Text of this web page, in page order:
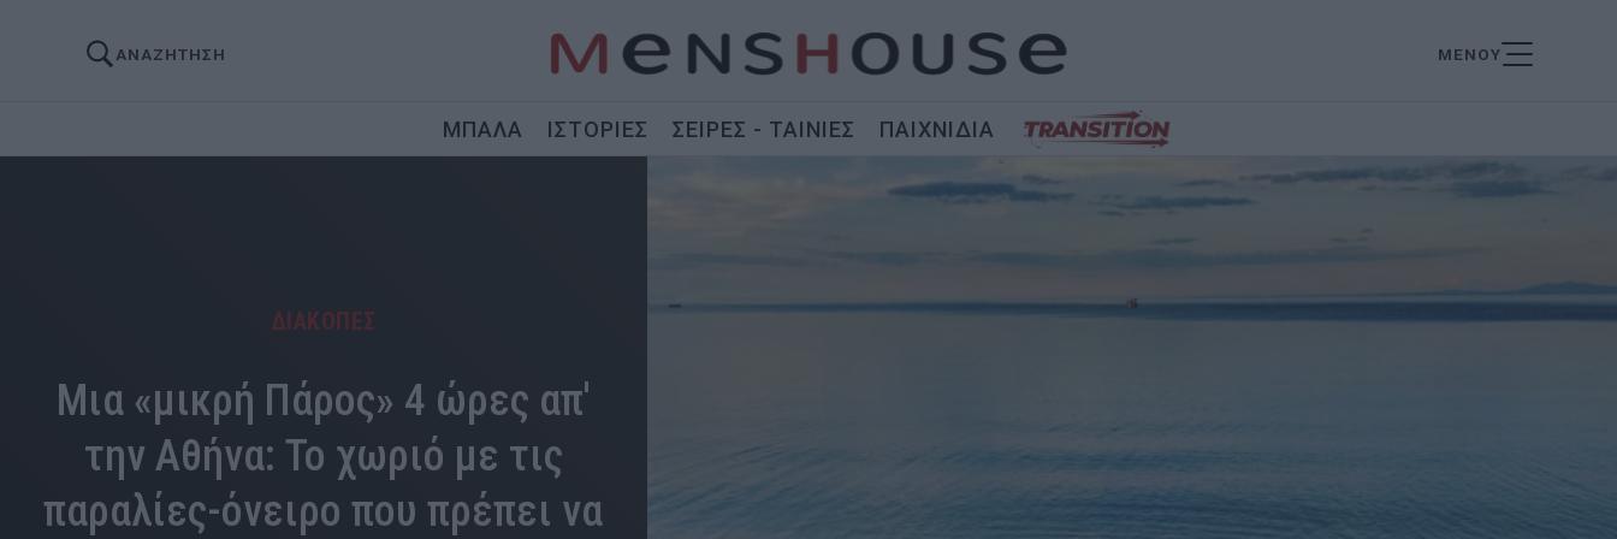
ΑΝΑΖΗΤΗΣΗ ΜΕΝΟΥ
ΜΠΑΛΑ ΙΣΤΟΡΙΕΣ ΣΕΙΡΕΣ - ΤΑΙΝΙΕΣ ΠΑΙΧΝΙΔΙΑ
ΔΙΑΚΟΠΕΣ
Μια «μικρή Πάρος» 4 ώρες απ'
την Αθήνα: Το χωριό με τις
παραλίες-όνειρο που πρέπει να